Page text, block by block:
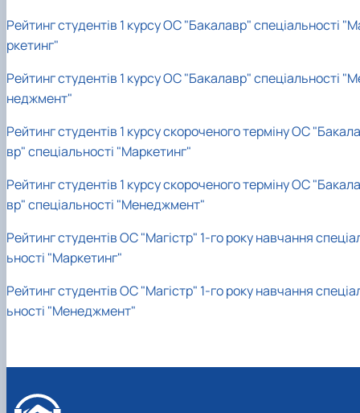
Рейтинг студентів 1 курсу ОС "Бакалавр" спеціальності
ркетинг"
Рейтинг студентів 1 курсу ОС "Бакалавр" спеціальності
неджмент"
Рейтинг студентів 1 курсу скороченого терміну ОС "Бакала
вр" спеціальності "Маркетинг"
Рейтинг студентів 1 курсу скороченого терміну ОС "Бакала
вр" спеціальності "Менеджмент"
Рейтинг студентів ОС "Магістр" 1-го року навчання
ьності "Маркетинг"
Рейтинг студентів ОС "Магістр" 1-го року навчання
ьності "Менеджмент"